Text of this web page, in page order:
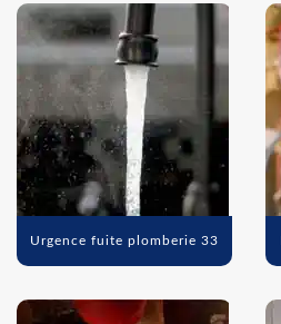
Urgence fuite plomberie 33